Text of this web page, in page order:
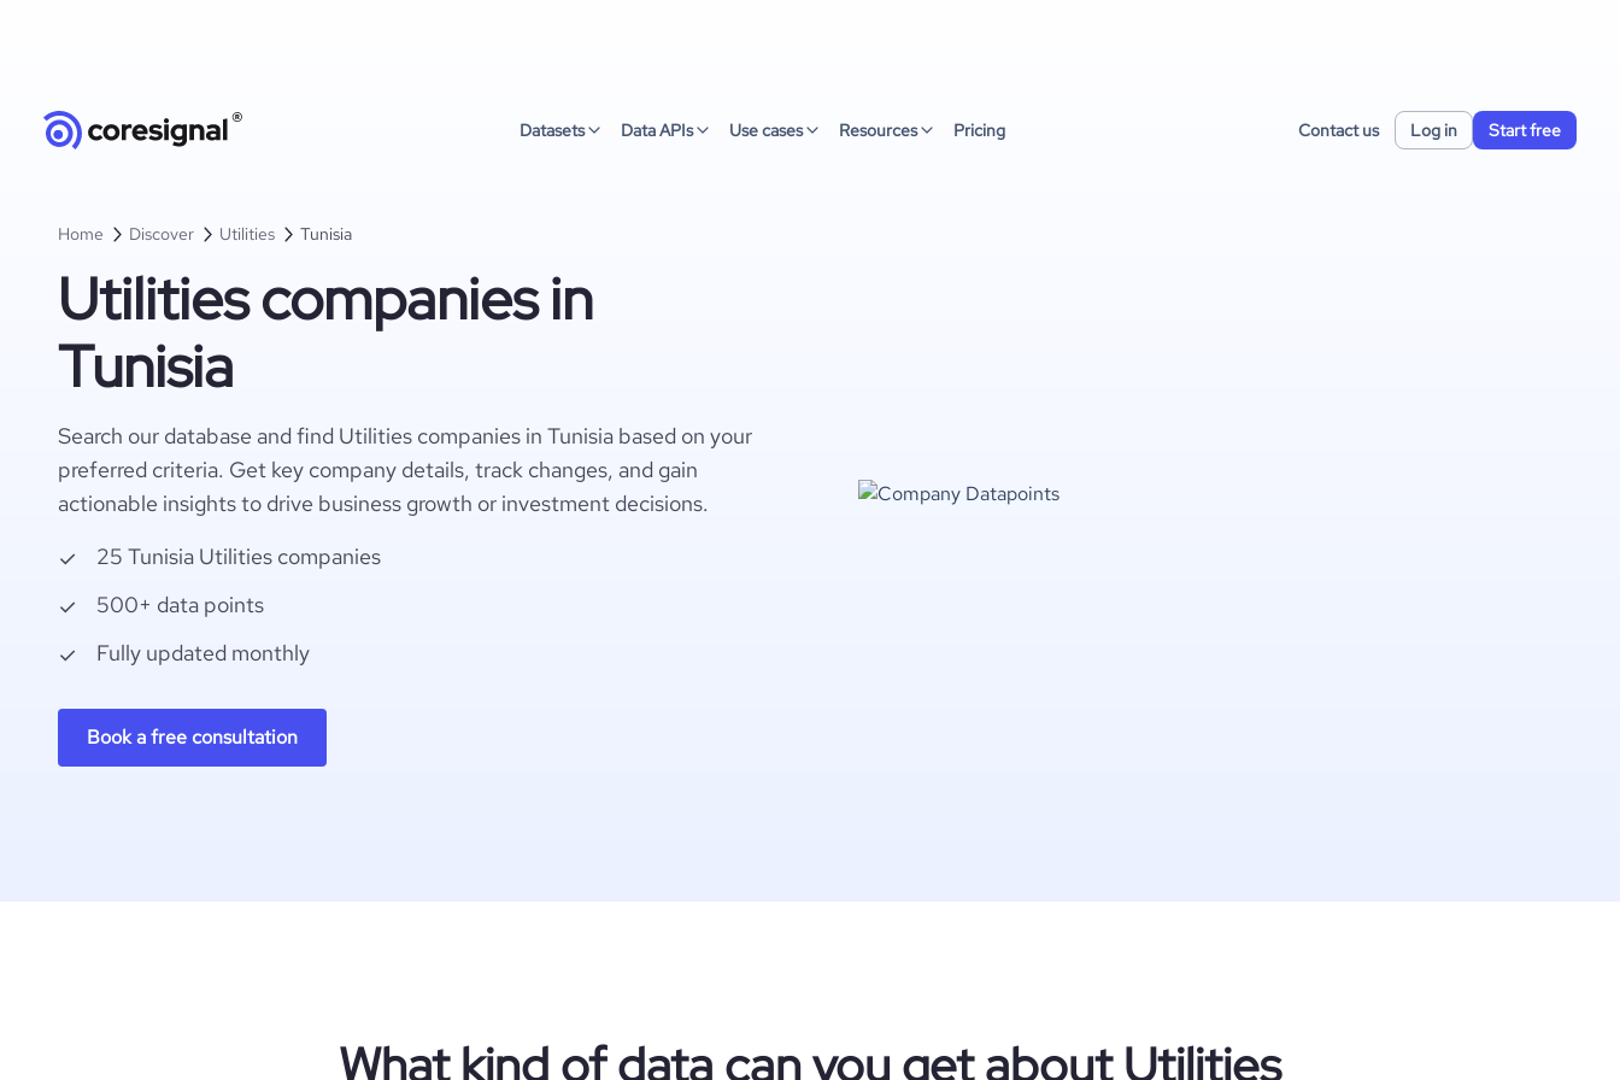
Datasets Data APIs Use cases Resources Pricing Contact us Log in Start free
Home Discover Utilities Tunisia
Utilities companies in
Tunisia
Search our database and find Utilities companies in Tunisia based on your
preferred criteria. Get key company details, track changes, and gain
actionable insights to drive business growth or investment decisions.
25 Tunisia Utilities companies
500+ data points
Fully updated monthly
Book a free consultation
What kind of data can you get about Utilities